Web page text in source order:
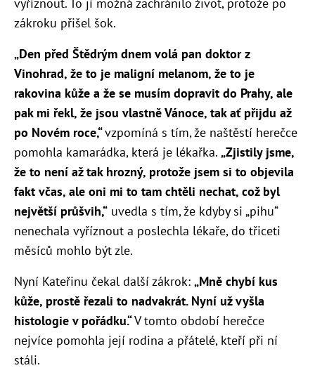
vyříznout. To jí možná zachránilo život, protože po
zákroku přišel šok.
„Den před Štědrým dnem volá pan doktor z
Vinohrad, že to je maligní melanom, že to je
rakovina kůže a že se musím dopravit do Prahy, ale
pak mi řekl, že jsou vlastně Vánoce, tak ať přijdu až
po Novém roce,“vzpomíná s tím, že naštěstí herečce
pomohla kamarádka, která je lékařka. „Zjistily jsme,
že to není až tak hrozný, protože jsem si to objevila
fakt včas, ale oni mi to tam chtěli nechat, což byl
největší průšvih,“ uvedla s tím, že kdyby si „pihu“
nenechala vyříznout a poslechla lékaře, do třiceti
měsíců mohlo být zle.
Nyní Kateřinu čekal další zákrok: „Mně chybí kus
kůže, prostě řezali to nadvakrát. Nyní už vyšla
histologie v pořádku.“V tomto období herečce
nejvíce pomohla její rodina a přátelé, kteří při ní
stáli.